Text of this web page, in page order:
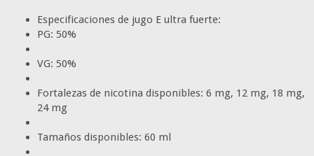
Especificaciones de jugo E ultra fuerte:
PG: 50%
VG: 50%
Fortalezas de nicotina disponibles: 6 mg, 12 mg, 18 mg,
24 mg
Tamaños disponibles: 60 ml